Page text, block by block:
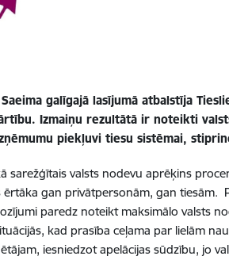
galīgajā lasījumā atbalstīja
Izmaiņu rezultātā ir noteikti
piekļuvi tiesu sistēmai,
sarežģītais valsts nodevu aprēķins
gan privātpersonām, gan tiesām.
paredz noteikt maksimālo valsts
kad prasība ceļama par lielām
iesniedzot apelācijas sūdzību, jo